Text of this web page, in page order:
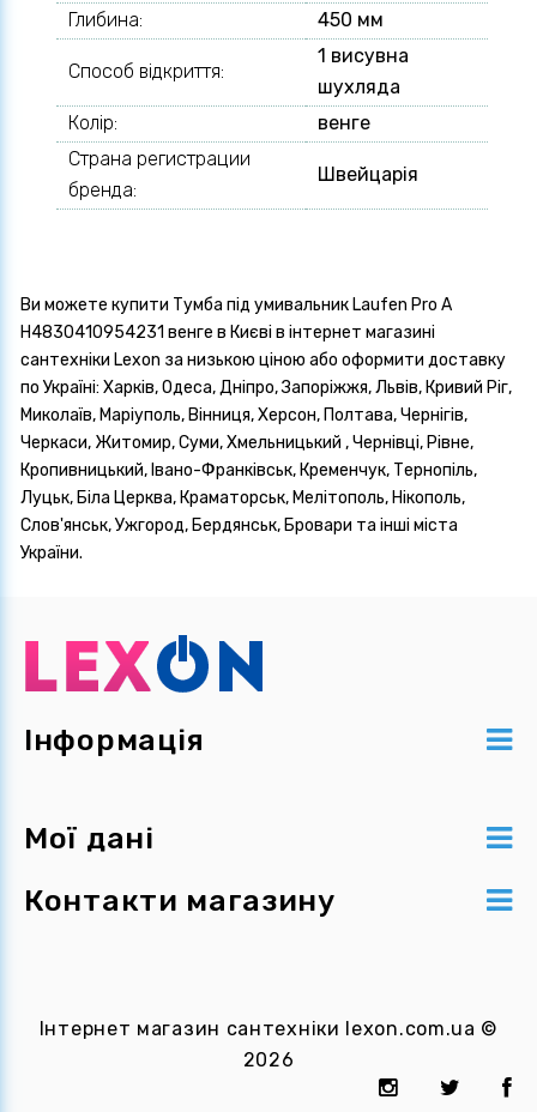
Глибина:
450 мм
Способ відкриття:
1 висувна
шухляда
Колір:
венге
Страна регистрации
бренда:
Швейцарія
Ви можете купити Тумба під умивальник Laufen Pro A
H4830410954231 венге в Києві в інтернет магазині
сантехніки Lexon за низькою ціною або оформити доставку
по Україні: Харків, Одеса, Дніпро, Запоріжжя, Львів, Кривий Ріг,
Миколаїв, Маріуполь, Вінниця, Херсон, Полтава, Чернігів,
Черкаси, Житомир, Суми, Хмельницький , Чернівці, Рівне,
Кропивницький, Івано-Франківськ, Кременчук, Тернопіль,
Луцьк, Біла Церква, Краматорськ, Мелітополь, Нікополь,
Слов'янськ, Ужгород, Бердянськ, Бровари та інші міста
України.
Інформація
Мої дані
Контакти магазину
Інтернет магазин сантехніки lexon.com.ua ©
2026